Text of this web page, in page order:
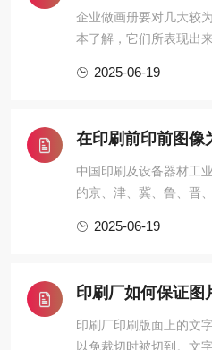
企业做画册要对几大较
本了解，它们所表现出
至品牌文化。下面我们
孔、过胶、压塑、打孔
2025-06-19
在印刷前印前图像
中国印刷及设备器材工
的京、津、冀、鲁、晋
工业有得天独厚的优势
的原因，该地区的经济
2025-06-19
印刷厂如何保证图
印刷厂印刷版面上的文
以免裁切时被切到。文